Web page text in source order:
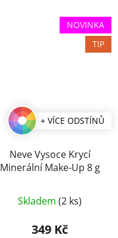
NOVINKA
TIP
+ VÍCE ODSTÍNŮ
Neve Vysoce Krycí
Minerální Make-Up 8 g
hodnocení
produktu
Skladem (2 ks)
349 Kč